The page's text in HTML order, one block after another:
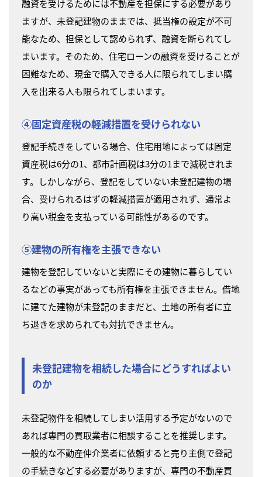
融資を受けるためには不動産を担保にする必要があり
ますが、未登記建物のままでは、抵当権の設定が不可
能なため、担保として認められず、融資を断られてし
まいます。そのため、住宅ローンの融資を受けることが
困難なため、現金で購入できる人に限られてしまい購
入を出来る人も限られてしまいます。
④固定資産税の軽減措置を受けられない
登記手続きをしている場合、住宅用地によっては固定
資産税は6分の1、都市計画税は3分の1まで減税されま
す。しかしながら、登記をしていない未登記建物の場
合、受けられるはずの軽減措置が適用されず、通常よ
り高い税金を支払っている可能性があるのです。
⑤建物の所有権を主張できない
建物を登記していないと実際にその建物に暮らしてい
るなどの事実があっても所有権を主張できません。借地
に建てた建物が未登記のままだと、土地の所有者に立
ち退きを求められても対抗できません。
未登記建物を相続した場合にどうすればよい
のか
未登記物件を相続してしまい活用する予定がないので
あれば専門の買取業者に相談することを推奨します。
一般的な不動産仲介業者に依頼すると売り主側で登記
の手続きなどする必要がありますが、専門の不動産買